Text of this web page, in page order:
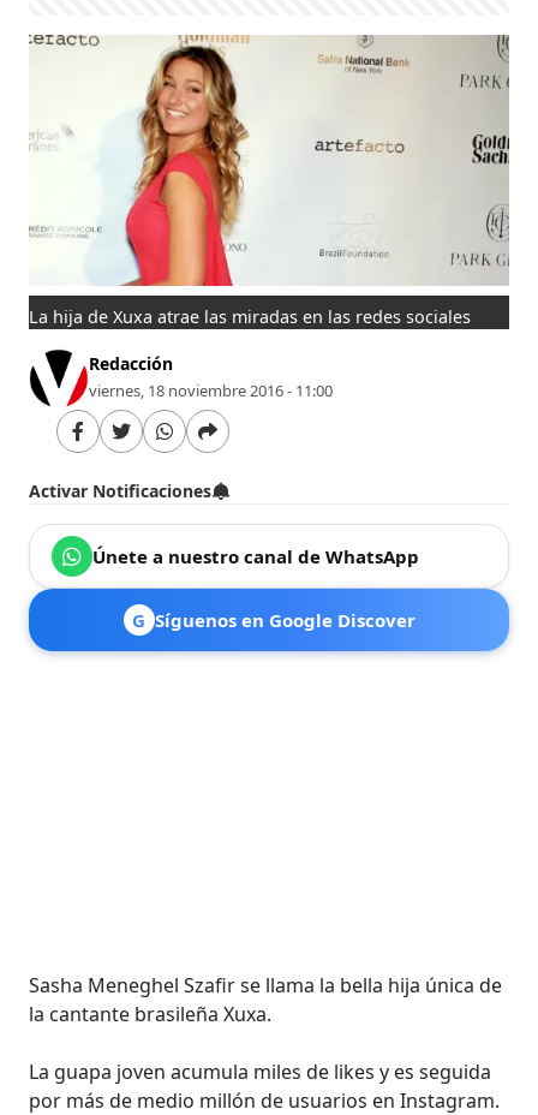
La hija de Xuxa atrae las miradas en las redes sociales
Redacción
viernes, 18 noviembre 2016 - 11:00
Activar Notificaciones
Únete a nuestro canal de WhatsApp
G Síguenos en Google Discover
Sasha Meneghel Szafir se llama la bella hija única de
la cantante brasileña Xuxa.
La guapa joven acumula miles de likes y es seguida
por más de medio millón de usuarios en Instagram.